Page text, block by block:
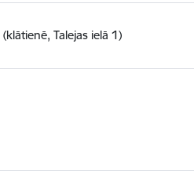
(klātienē, Talejas ielā 1)